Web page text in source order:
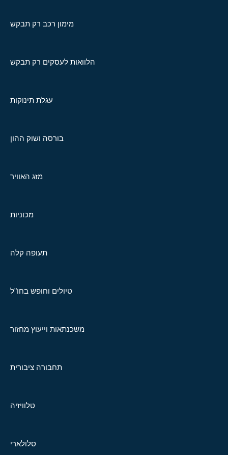
מימון רכב רק תבקש
הלוואות לעסקים רק תבקש
עגלת תינוקות
בורסה ושוק ההון
מזג האוויר
מכוניות
תעופה קלה
טיולים וחופש בחו"ל
משכנתאות וייעוץ מחזור
תחבורה ציבורית
טלוויזיה
סלולארי